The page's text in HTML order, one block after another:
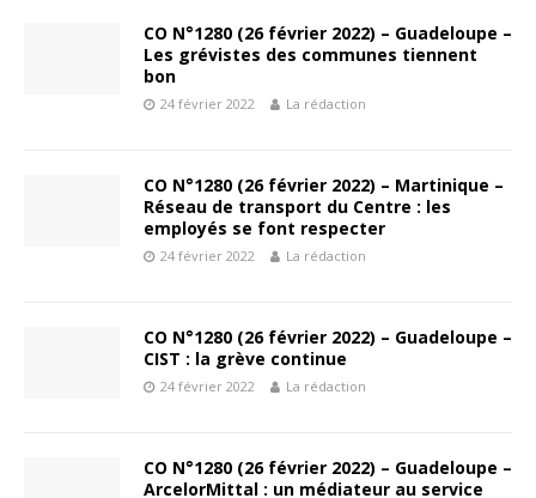
CO N°1280 (26 février 2022) – Guadeloupe –
Les grévistes des communes tiennent
bon
24 février 2022 La rédaction
CO N°1280 (26 février 2022) – Martinique –
Réseau de transport du Centre : les
employés se font respecter
24 février 2022 La rédaction
CO N°1280 (26 février 2022) – Guadeloupe –
CIST : la grève continue
24 février 2022 La rédaction
CO N°1280 (26 février 2022) – Guadeloupe –
ArcelorMittal : un médiateur au service